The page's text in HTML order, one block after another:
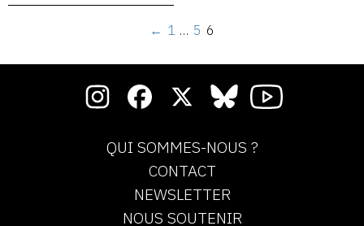
← 1 … 5 6
QUI SOMMES-NOUS ?
CONTACT
NEWSLETTER
NOUS SOUTENIR